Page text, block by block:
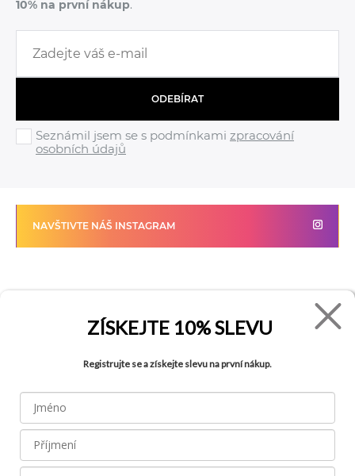
10% na první nákup.
ODEBÍRAT
Seznámil jsem se s podmínkami zpracování
osobních údajů
NAVŠTIVTE NÁŠ INSTAGRAM
Obchody
Blog
Vrácení zboží
Ochrana osobních údajů
ZÍSKEJTE 10% SLEVU
Registrujte se a získejte slevu na první nákup.